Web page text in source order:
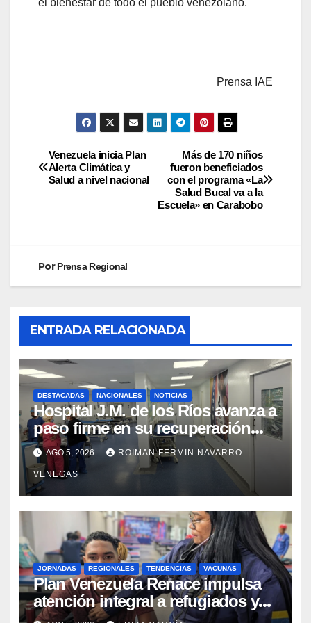
el bienestar de todo el pueblo venezolano.
Prensa IAE
Más de 170 niños
fueron beneficiados
con el programa «La
Salud Bucal va a la
Escuela» en Carabobo
Venezuela inicia Plan
Alerta Climática y
Salud a nivel nacional
PorPrensa Regional
ENTRADA RELACIONADA
DESTACADAS NACIONALES NOTICIAS
Hospital J.M. de los Ríos avanza a
paso firme en su recuperación
tras los recientes eventos
sísmicos
AGO 5, 2026 ROIMAN FERMIN NAVARRO
VENEGAS
JORNADAS REGIONALES TENDENCIAS VACUNAS
​Plan Venezuela Renace impulsa
atención integral a refugiados y
evaluación de vacunación en